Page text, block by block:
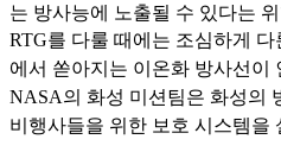
는 방사능에 노출될 수 있다는
RTG를 다룰 때에 는 조심하게 다
에서 쏟아지는 이온화 방사선이
NASA의 화성 미션팀은 화성의
비행사들을 위한 보호 시스템을